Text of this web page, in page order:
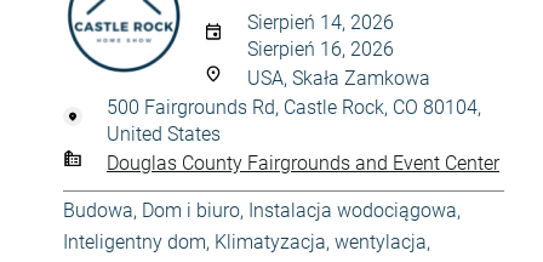
Sierpień 14, 2026
Sierpień 16, 2026
USA, Skała Zamkowa
500 Fairgrounds Rd, Castle Rock, CO 80104,
United States
Douglas County Fairgrounds and Event Center
Budowa, Dom i biuro, Instalacja wodociągowa,
Inteligentny dom, Klimatyzacja, wentylacja,